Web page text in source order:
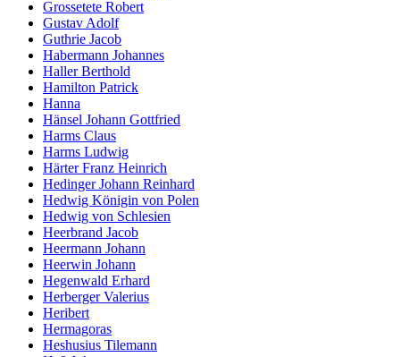
Grossetete Robert
Gustav Adolf
Guthrie Jacob
Habermann Johannes
Haller Berthold
Hamilton Patrick
Hanna
Hänsel Johann Gottfried
Harms Claus
Harms Ludwig
Härter Franz Heinrich
Hedinger Johann Reinhard
Hedwig Königin von Polen
Hedwig von Schlesien
Heerbrand Jacob
Heermann Johann
Heerwin Johann
Hegenwald Erhard
Herberger Valerius
Heribert
Hermagoras
Heshusius Tilemann